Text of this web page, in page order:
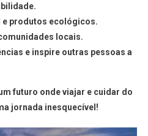
produtos ecológicos.
locais.
e inspire outras pessoas a
futuro onde viajar e cuidar do
jornada inesquecível!